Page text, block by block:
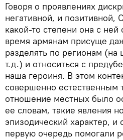
Говоря о проявлениях
негативной, и позитивной,
какой-то степени она с ней
время армянам присуще
разделять по регионам
т.д.) и относиться с
наша героиня. В этом
совершенно естественным
отношение местных было
ее словам, такие явления
эпизодический характер, и
первую очередь помогали